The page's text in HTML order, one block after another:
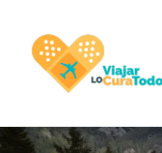
contenido